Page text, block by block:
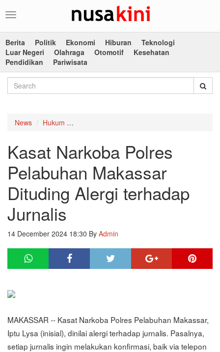
Toggle
Berita
Politik Ekonomi Hiburan
Teknologi
Luar Negeri
Olahraga Otomotif
Kesehatan
Pendidikan
Pariwisata
News Hukum
Kasat Narkoba Polres
Pelabuhan Makassar
Dituding Alergi terhadap
Jurnalis
14 December 2024 18:30 By Admin
MAKASSAR -- Kasat Narkoba Polres Pelabuhan Makassar,
Iptu Lysa (inisial), dinilai alergi terhadap jurnalis. Pasalnya,
setiap jurnalis ingin melakukan konfirmasi, baik via telepon